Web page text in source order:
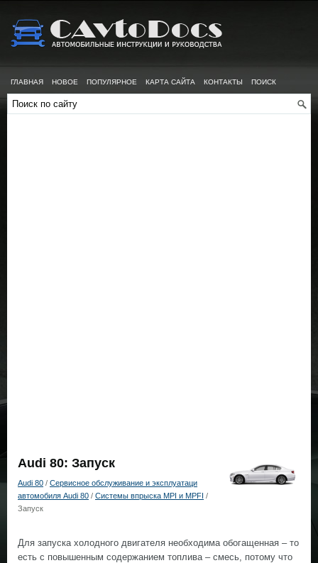
ГЛАВНАЯ НОВОЕ ПОПУЛЯРНОЕ КАРТА САЙТА КОНТАКТЫ ПОИСК
Audi 80: Запуск
Audi 80 / Сервисное обслуживание и эксплуатаци
автомобиля Audi 80 / Системы впрыска MPI и MPFI /
Запуск
Для запуска холодного двигателя необходима обогащенная – то
есть с повышенным содержанием топлива – смесь, потому что